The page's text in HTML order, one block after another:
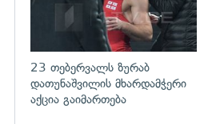
23 თებერვალს ზურაბ
დათუნაშვილის მხარდამჭერი
აქცია გაიმართება